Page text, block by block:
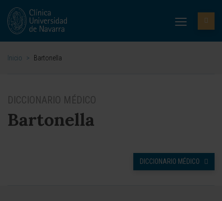
Inicio > Bartonella
DICCIONARIO MÉDICO
Bartonella
DICCIONARIO MÉDICO